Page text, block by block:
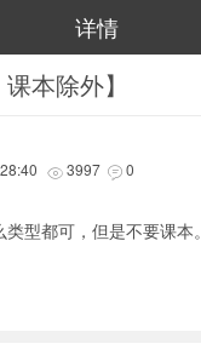
详情
本除外】
 3997  0
型都可，但是不要课本。